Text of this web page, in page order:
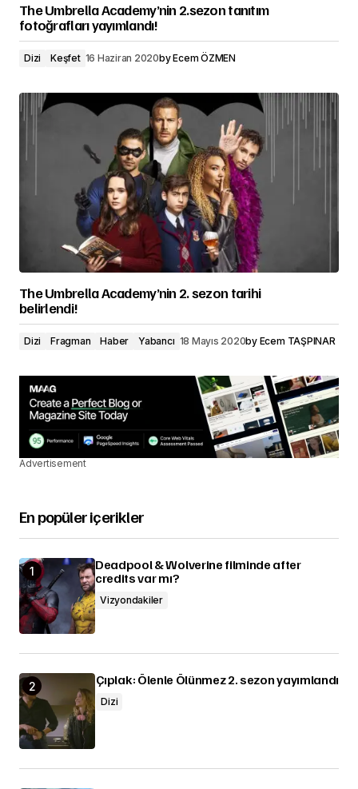
The Umbrella Academy’nin 2.sezon tanıtım
fotoğrafları yayımlandı!
Dizi Keşfet 16 Haziran 2020byEcem ÖZMEN
The Umbrella Academy’nin 2. sezon tarihi
belirlendi!
Dizi Fragman Haber Yabancı 18 Mayıs 2020by Ecem TAŞPINAR
Advertisement
En popüler içerikler
Deadpool & Wolverine filminde after
credits var mı?
Vizyondakiler
Çıplak: Ölenle Ölünmez 2. sezon yayımlandı
Dizi